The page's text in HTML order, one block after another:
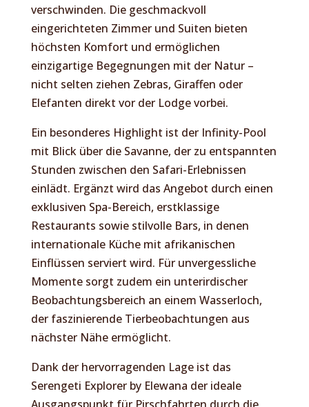
verschwinden. Die geschmackvoll
eingerichteten Zimmer und Suiten bieten
höchsten Komfort und ermöglichen
einzigartige Begegnungen mit der Natur –
nicht selten ziehen Zebras, Giraffen oder
Elefanten direkt vor der Lodge vorbei.
Ein besonderes Highlight ist der Infinity-Pool
mit Blick über die Savanne, der zu entspannten
Stunden zwischen den Safari-Erlebnissen
einlädt. Ergänzt wird das Angebot durch einen
exklusiven Spa-Bereich, erstklassige
Restaurants sowie stilvolle Bars, in denen
internationale Küche mit afrikanischen
Einflüssen serviert wird. Für unvergessliche
Momente sorgt zudem ein unterirdischer
Beobachtungsbereich an einem Wasserloch,
der faszinierende Tierbeobachtungen aus
nächster Nähe ermöglicht.
Dank der hervorragenden Lage ist das
Serengeti Explorer by Elewana der ideale